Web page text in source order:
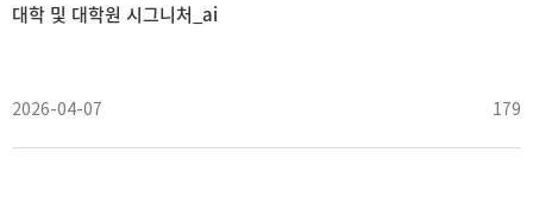
대학 및 대학원 시그니처_ai
2026-04-07 179